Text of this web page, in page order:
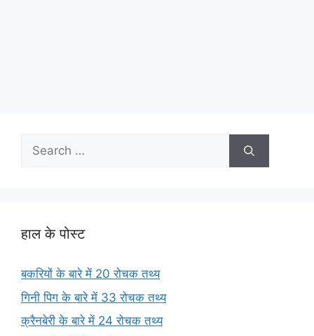
Search
for:
हाल के पोस्ट
बकरियों के बारे में 20 रोचक तथ्य
गिनी पिग के बारे में 33 रोचक तथ्य
क्रैनबेरी के बारे में 24 रोचक तथ्य